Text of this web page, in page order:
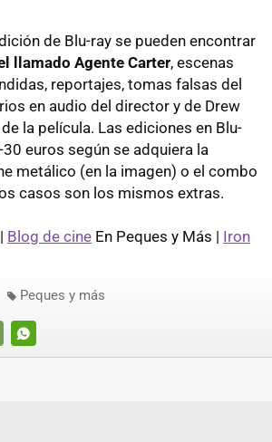
de Blu-ray se pueden encontrar
llamado Agente Carter, escenas
reportajes, tomas falsas del
en audio del director y de Drew
la película. Las ediciones en Blu-
euros según se adquiera la
metálico (en la imagen) o el combo
casos son los mismos extras.
Blog de cine En Peques y Más | Iron
WHATSAPP
Peques y más